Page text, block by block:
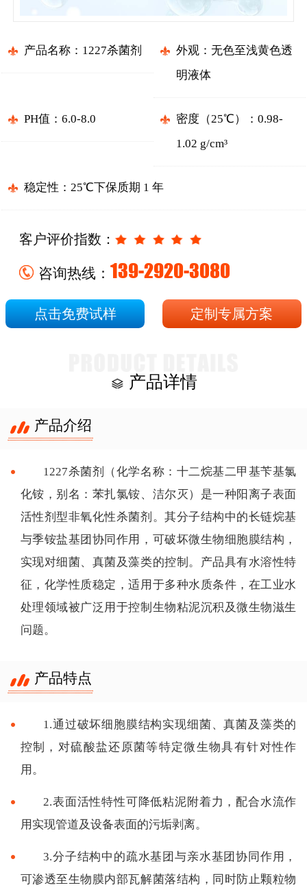
产品名称：1227杀菌剂
外观：无色至浅黄色透
明液体
PH值：6.0-8.0
密度（25℃）：0.98-
1.02 g/cm³
稳定性：25℃下保质期 1 年
客户评价指数：
咨询热线： 139-2920-3080
点击免费试样 定制专属方案
产品详情
产品介绍
1227杀菌剂（化学名称：十二烷基二甲基苄基氯
化铵，别名：苯扎氯铵、洁尔灭）是一种阳离子表面
活性剂型非氧化性杀菌剂。其分子结构中的长链烷基
与季铵盐基团协同作用，可破坏微生物细胞膜结构，
实现对细菌、真菌及藻类的控制。产品具有水溶性特
征，化学性质稳定，适用于多种水质条件，在工业水
处理领域被广泛用于控制生物粘泥沉积及微生物滋生
问题。
产品特点
1.通过破坏细胞膜结构实现细菌、真菌及藻类的
控制，对硫酸盐还原菌等特定微生物具有针对性作
用。
2.表面活性特性可降低粘泥附着力，配合水流作
用实现管道及设备表面的污垢剥离。
3.分子结构中的疏水基团与亲水基团协同作用，
可渗透至生物膜内部瓦解菌落结构，同时防止颗粒物